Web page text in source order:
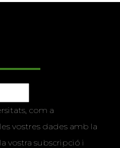
com a
vostres dades amb la
vostra subscripció i